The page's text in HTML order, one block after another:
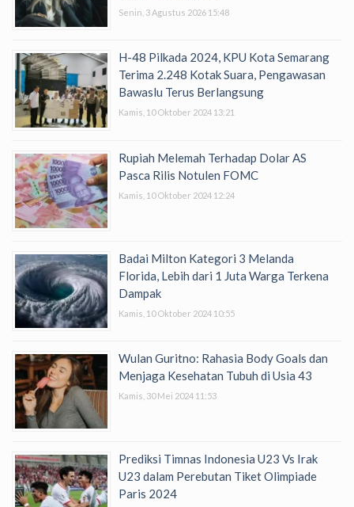
Senin, 3 Agustus 2026 15:48
H-48 Pilkada 2024, KPU Kota Semarang
Terima 2.248 Kotak Suara, Pengawasan
Bawaslu Terus Berlangsung
Kamis, 10 Oktober 2024 13:21
Rupiah Melemah Terhadap Dolar AS
Pasca Rilis Notulen FOMC
Kamis, 10 Oktober 2024 12:24
Badai Milton Kategori 3 Melanda
Florida, Lebih dari 1 Juta Warga Terkena
Dampak
Kamis, 10 Oktober 2024 10:55
Wulan Guritno: Rahasia Body Goals dan
Menjaga Kesehatan Tubuh di Usia 43
Kamis, 30 Mei 2024 11:53
Prediksi Timnas Indonesia U23 Vs Irak
U23 dalam Perebutan Tiket Olimpiade
Paris 2024